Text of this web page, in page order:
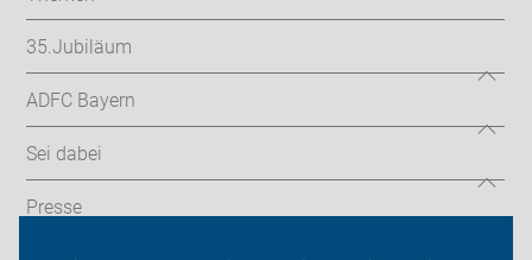
35.Jubiläum
ADFC Bayern
Sei dabei
Presse